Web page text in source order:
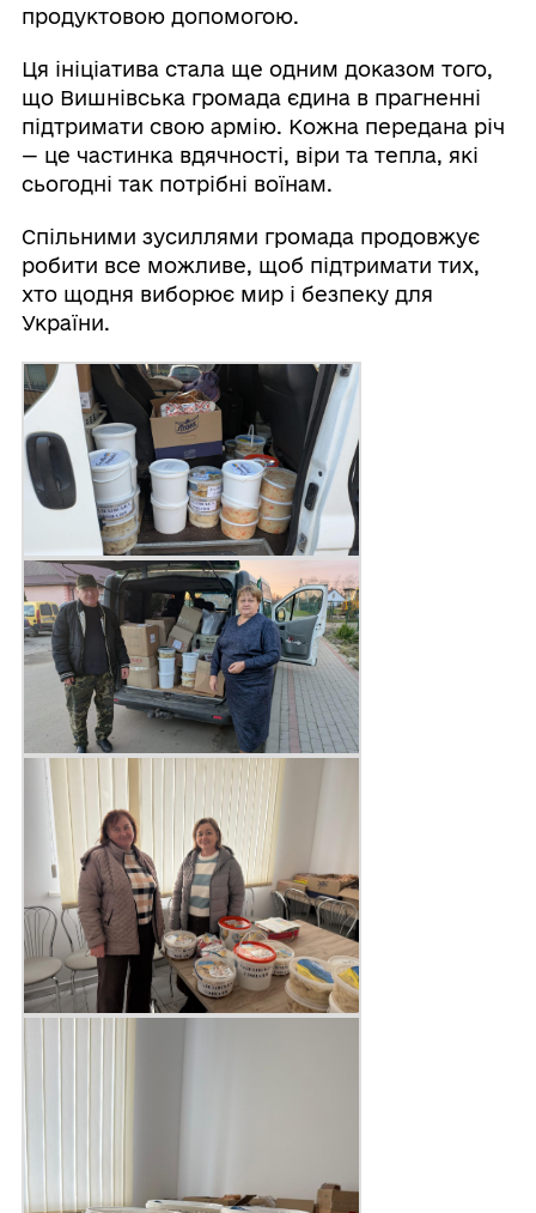
продуктовою допомогою.
Ця ініціатива стала ще одним доказом того,
що Вишнівська громада єдина в прагненні
підтримати свою армію. Кожна передана річ
— це частинка вдячності, віри та тепла, які
сьогодні так потрібні воїнам.
Спільними зусиллями громада продовжує
робити все можливе, щоб підтримати тих,
хто щодня виборює мир і безпеку для
України.